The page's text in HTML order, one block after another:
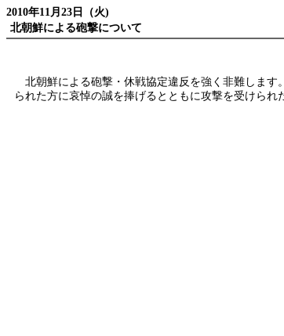
2010年11月23日（火)
北朝鮮による砲撃について
北朝鮮による砲撃・休戦協定違反を強く非難します
られた方に哀悼の誠を捧げるとともに攻撃を受けられ